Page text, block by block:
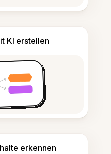
KI erstellen
erkennen